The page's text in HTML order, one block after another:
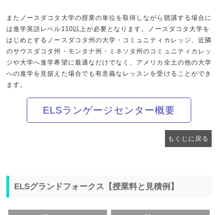
またノースダコタ大学の授業の単位を取得しながら聴講する場合に
は進学英語レベル110以上が必要となります。ノースダコタ大学を
はじめとするノースダコタ州の大学・コミュニティカレッジ、近隣
のサウスダコタ州・モンタナ州・ミネソタ州のコミュニティカレッ
ジや大学へ進学希望に最適なだけでなく、アメリカ全土の他の大学
への進学を見据えた場合でも有意義なレッスンを受けることができ
ます。
ELSランゲージセンター概要
もくじに戻る
ELSグランドフォークス【授業料と見積例】